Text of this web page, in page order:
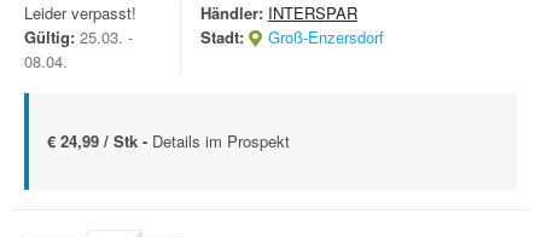
Leider verpasst!
Gültig: 25.03. -
08.04.
Händler: INTERSPAR
Stadt:
Groß-Enzersdorf
€ 24,99 / Stk - Details im Prospekt